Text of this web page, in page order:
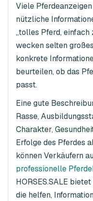
Viele
nützliche
„tolles Pferd, einfach
wecken selten
konkrete
beurteilen, ob das
passt.
Eine gute
Rasse,
Charakter,
Erfolge des Pferdes
können Verkäufern
professionelle
HORSES.SALE
die helfen,